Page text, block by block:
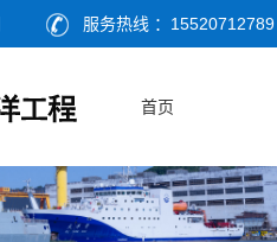
服务热线 ：15520712789
首页